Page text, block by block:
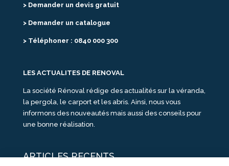
> Demander un devis gratuit
> Demander un catalogue
> Téléphoner : 0840 000 300
LES ACTUALITES DE RENOVAL
La société Rénoval rédige des actualités sur la véranda,
la pergola, le carport et les abris. Ainsi, nous vous
informons des nouveautés mais aussi des conseils pour
une bonne réalisation.
ARTICLES RECENTS